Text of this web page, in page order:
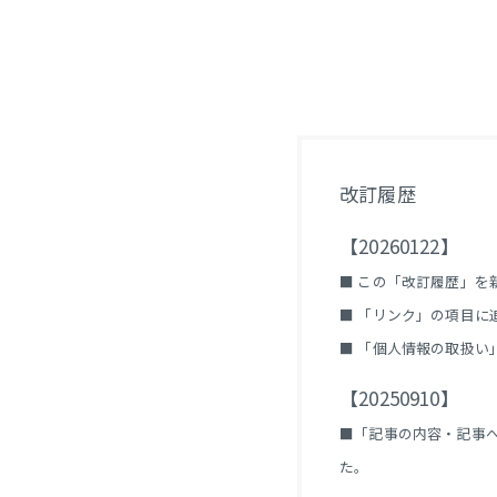
改訂履歴
【20260122】
■ この「改訂履歴」を
■ 「リンク」の項目に
■ 「個人情報の取扱い
【20250910】
■「記事の内容・記事
た。